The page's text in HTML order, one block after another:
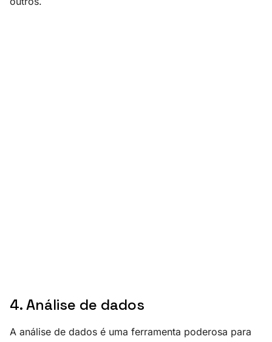
4. Análise de dados
A análise de dados é uma ferramenta poderosa para